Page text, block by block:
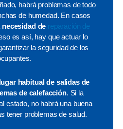
habrá problemas de todo
de humedad. En casos
necesidad de reparación de
es así, hay que actuar lo
la seguridad de los
habitual de salidas de
de calefacción. Si la
estado, no habrá una buena
tener problemas de salud.